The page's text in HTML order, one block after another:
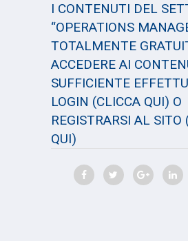
I CONTENUTI DEL
“OPERATIONS
TOTALMENTE
ACCEDERE AI
SUFFICIENTE
LOGIN (CLICCA QUI) O
REGISTRARSI AL SITO
QUI)